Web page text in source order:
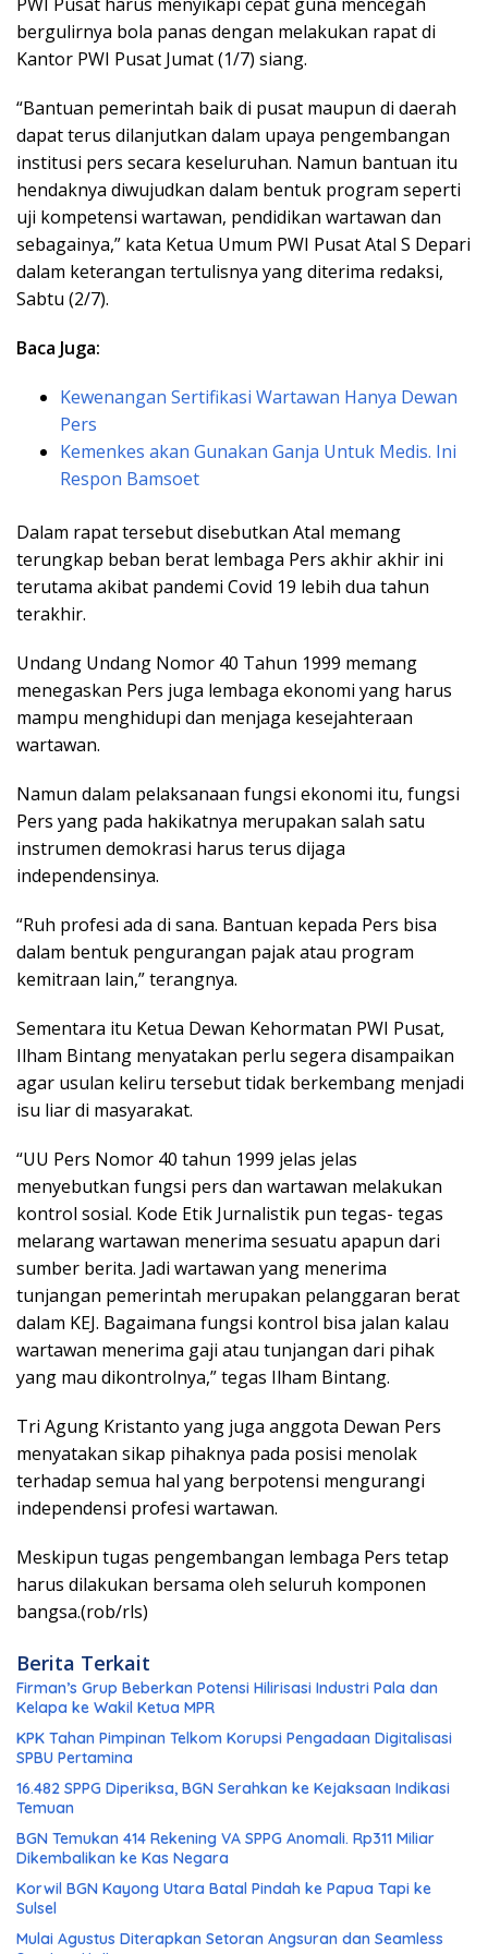
bergulirnya bola panas dengan melakukan rapat di
Kantor PWI Pusat Jumat (1/7) siang.
“Bantuan pemerintah baik di pusat maupun di daerah
dapat terus dilanjutkan dalam upaya pengembangan
institusi pers secara keseluruhan. Namun bantuan itu
hendaknya diwujudkan dalam bentuk program seperti
uji kompetensi wartawan, pendidikan wartawan dan
sebagainya,” kata Ketua Umum PWI Pusat Atal S Depari
dalam keterangan tertulisnya yang diterima redaksi,
Sabtu (2/7).
Baca Juga:
Kewenangan Sertifikasi Wartawan Hanya Dewan
Pers
Kemenkes akan Gunakan Ganja Untuk Medis. Ini
Respon Bamsoet
Dalam rapat tersebut disebutkan Atal memang
terungkap beban berat lembaga Pers akhir akhir ini
terutama akibat pandemi Covid 19 lebih dua tahun
terakhir.
Undang Undang Nomor 40 Tahun 1999 memang
menegaskan Pers juga lembaga ekonomi yang harus
mampu menghidupi dan menjaga kesejahteraan
wartawan.
Namun dalam pelaksanaan fungsi ekonomi itu, fungsi
Pers yang pada hakikatnya merupakan salah satu
instrumen demokrasi harus terus dijaga
independensinya.
“Ruh profesi ada di sana. Bantuan kepada Pers bisa
dalam bentuk pengurangan pajak atau program
kemitraan lain,” terangnya.
Sementara itu Ketua Dewan Kehormatan PWI Pusat,
Ilham Bintang menyatakan perlu segera disampaikan
agar usulan keliru tersebut tidak berkembang menjadi
isu liar di masyarakat.
“UU Pers Nomor 40 tahun 1999 jelas jelas
menyebutkan fungsi pers dan wartawan melakukan
kontrol sosial. Kode Etik Jurnalistik pun tegas- tegas
melarang wartawan menerima sesuatu apapun dari
sumber berita. Jadi wartawan yang menerima
tunjangan pemerintah merupakan pelanggaran berat
dalam KEJ. Bagaimana fungsi kontrol bisa jalan kalau
wartawan menerima gaji atau tunjangan dari pihak
yang mau dikontrolnya,” tegas Ilham Bintang.
Tri Agung Kristanto yang juga anggota Dewan Pers
menyatakan sikap pihaknya pada posisi menolak
terhadap semua hal yang berpotensi mengurangi
independensi profesi wartawan.
Meskipun tugas pengembangan lembaga Pers tetap
harus dilakukan bersama oleh seluruh komponen
bangsa.(rob/rls)
Berita Terkait
Firman’s Grup Beberkan Potensi Hilirisasi Industri Pala dan
Kelapa ke Wakil Ketua MPR
KPK Tahan Pimpinan Telkom Korupsi Pengadaan Digitalisasi
SPBU Pertamina
16.482 SPPG Diperiksa, BGN Serahkan ke Kejaksaan Indikasi
Temuan
BGN Temukan 414 Rekening VA SPPG Anomali. Rp311 Miliar
Dikembalikan ke Kas Negara
Korwil BGN Kayong Utara Batal Pindah ke Papua Tapi ke
Sulsel
Mulai Agustus Diterapkan Setoran Angsuran dan Seamless